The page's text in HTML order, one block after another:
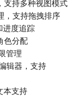
支持多种视图模式
，支持拖拽排序
进度追踪
色分配
管理
辑器，支持
本支持